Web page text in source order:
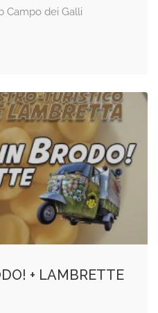
Campo dei Galli
+ LAMBRETTE